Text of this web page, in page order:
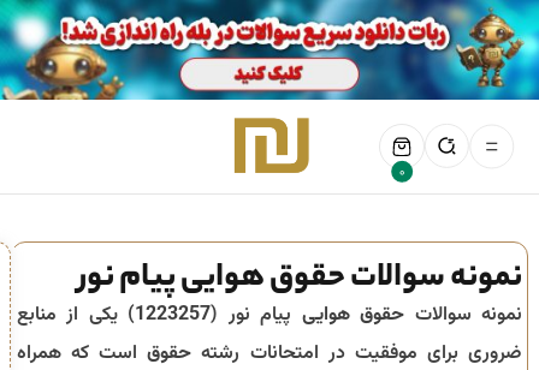
0
نمونه سوالات حقوق هوایی پیام نور
نمونه سوالات حقوق هوایی پیام نور (1223257) یکی از منابع
ضروری برای موفقیت در امتحانات رشته حقوقاست که همراه